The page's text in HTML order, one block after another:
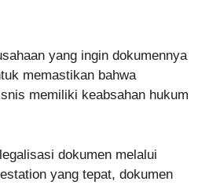
yang ingin dokumennya
memastikan bahwa
memiliki keabsahan hukum
dokumen melalui
yang tepat, dokumen